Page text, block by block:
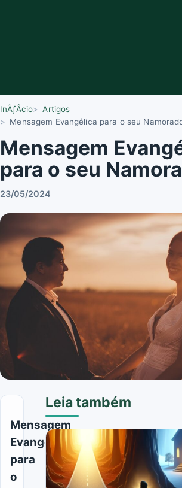
InÃƒÂ­cio
Artigos
Mensagem Evangélica para o seu
Mensagem
para o seu
23/05/2024
Mensagem
Evangélica
para
o
Leia também